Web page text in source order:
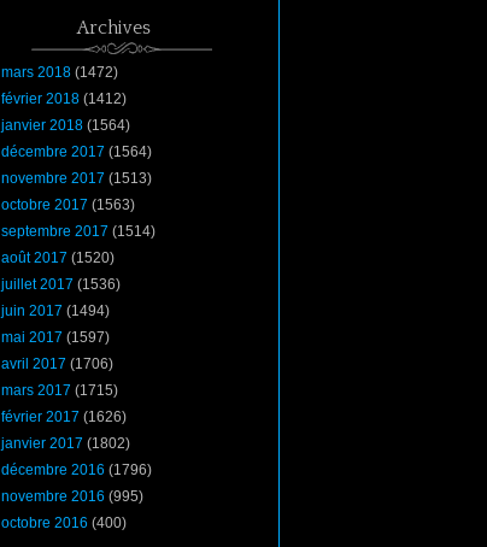
Archives
mars 2018 (1472)
février 2018 (1412)
janvier 2018 (1564)
décembre 2017 (1564)
novembre 2017 (1513)
octobre 2017 (1563)
septembre 2017 (1514)
août 2017 (1520)
juillet 2017 (1536)
juin 2017 (1494)
mai 2017 (1597)
avril 2017 (1706)
mars 2017 (1715)
février 2017 (1626)
janvier 2017 (1802)
décembre 2016 (1796)
novembre 2016 (995)
octobre 2016 (400)